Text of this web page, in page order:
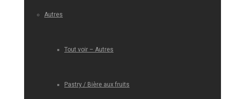
Autres
Tout voir – Autres
Pastry / Bière aux fruits